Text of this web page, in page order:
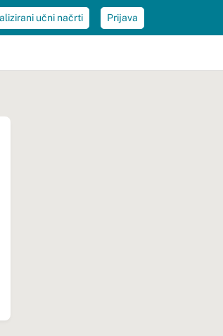
učni načrti Prijava